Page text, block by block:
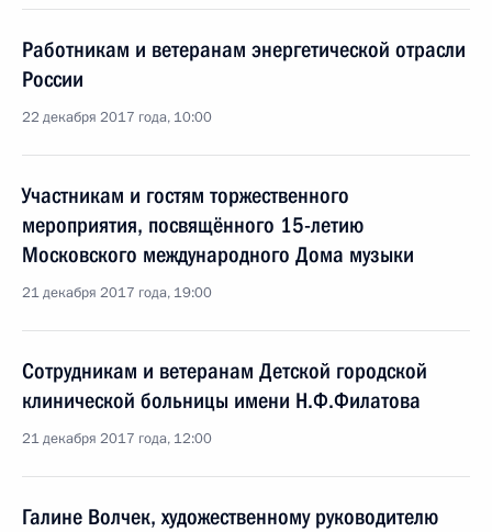
Работникам и ветеранам энергетической отрасли
России
22 декабря 2017 года, 10:00
Участникам и гостям торжественного
мероприятия, посвящённого 15-летию
Московского международного Дома музыки
21 декабря 2017 года, 19:00
Сотрудникам и ветеранам Детской городской
клинической больницы имени Н.Ф.Филатова
21 декабря 2017 года, 12:00
Галине Волчек, художественному руководителю